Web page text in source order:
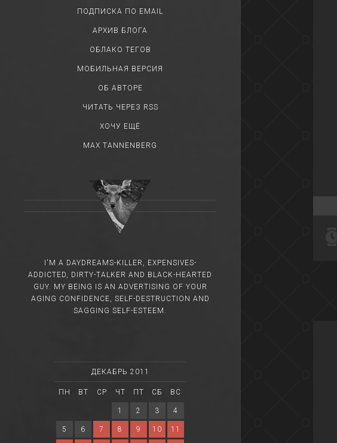
ПОДПИСКА ПО EMAIL
АРХИВ БЛОГА
ОБЛАКО ТЕГОВ
МОБИЛЬНАЯ ВЕРСИЯ
ОБ АВТОРЕ
ЧИТАТЬ ЧЕРЕЗ RSS
ХОЧУ ЕЩЁ
MAX TANNENBERG
I'M A DAYDREAMS-KILLER, EXPENSIVES-
ADDICTED, DIRTY-TALKER AND BLACK-HEARTED
GUY. MY BEING IS AN ADVERTISING OF YOUR
AGING CONFIDENCE, SELF-DESTRUCTION AND
SAGGING SELF-ESTEEM.
ДЕКАБРЬ 2011
ПН ВТ СР ЧТ ПТ СБ ВС
1 2 3 4
5 6 7 8 9 10 11